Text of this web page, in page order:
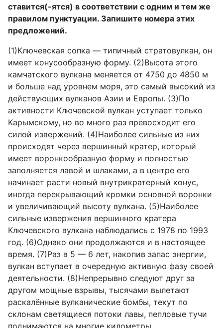
ставится(-ятся) в соответствии с одним и тем же
правилом пунктуации. Запишите номера этих
предложений.
(1)Ключевская сопка — типичный стратовулкан, он
имеет конусообразную форму. (2)Высота этого
камчатского вулкана меняется от 4750 до 4850 м
и больше над уровнем моря, это самый высокий из
действующих вулканов Азии и Европы. (3)По
активности Ключевской вулкан уступает только
Карымскому, но во много раз превосходит его
силой извержений. (4)Наиболее сильные из них
происходят через вершинный кратер, который
имеет воронкообразную форму и полностью
заполняется лавой и шлаками, а в центре его
начинает расти новый внутрикратерный конус,
иногда перекрывающий кромки основной воронки
и увеличивающий высоту вулкана. (5)Наиболее
сильные извержения вершинного кратера
Ключевского вулкана наблюдались с 1978 по 1993
год. (6)Однако они продолжаются и в настоящее
время. (7)Раз в 5 — 6 лет, накопив запас энергии,
вулкан вступает в очередную активную фазу своей
деятельности. (8)Непрерывно следуют друг за
другом мощные взрывы, тысячами вылетают
раскалённые вулканические бомбы, текут по
склонам светящиеся потоки лавы, пепловые тучи
поднимаются на многие километры.